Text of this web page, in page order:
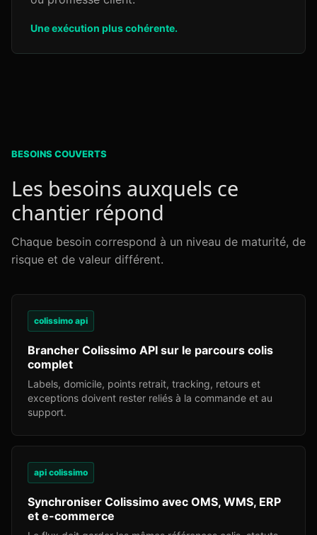
Une exécution plus cohérente.
BESOINS COUVERTS
Les besoins auxquels ce
chantier répond
Chaque besoin correspond à un niveau de maturité, de
risque et de valeur différent.
colissimo api
Brancher Colissimo API sur le parcours colis
complet
Labels, domicile, points retrait, tracking, retours et
exceptions doivent rester reliés à la commande et au
support.
api colissimo
Synchroniser Colissimo avec OMS, WMS, ERP
et e-commerce